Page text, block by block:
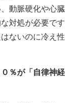
動脈硬化や心
対処が必要で
ないのに冷え
％が「自律神